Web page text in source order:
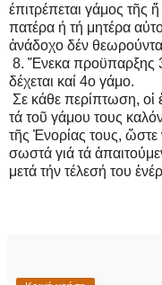
έπιτρέπεται γάμος τῆς
πατέρα ή τή μητέρα
ἀνάδοχο δέν
8. Ἕνεκα προϋπαρξης
δέχεται καί 4ο γάμο.
Σε κάθε περίπτωση, οἱ
τά τοῦ γάμου τους
τῆς Ἐνορίας τους, ὥστε
σωστά γιά τά
μετά τήν τέλεσή του